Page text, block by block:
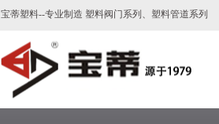
宝蒂塑料--专业制造 塑料阀门系列、塑料管道系列